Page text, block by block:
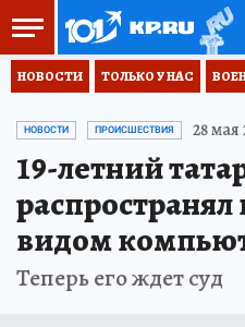
НОВОСТИ ТОЛЬКО У НАС
НОВОСТИ ПРОИСШЕСТВИЯ 28 мая
19-летний
распространял
видом
Теперь его ждет суд